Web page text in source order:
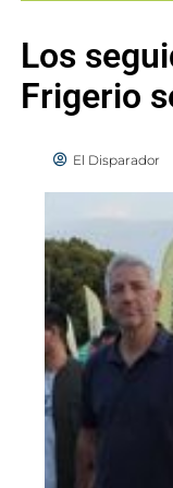
Los
Frigerio
El Disparador